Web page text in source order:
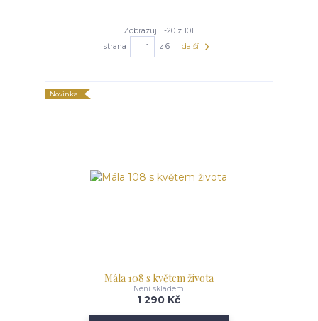
Zobrazuji 1-20 z 101
strana
z 6 další
Novinka
Mála 108 s květem života
1 290 Kč
Není skladem